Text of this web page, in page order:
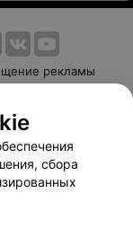
рекламы
оплаты
сбора